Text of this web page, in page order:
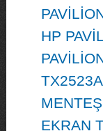
HP
EKRAN